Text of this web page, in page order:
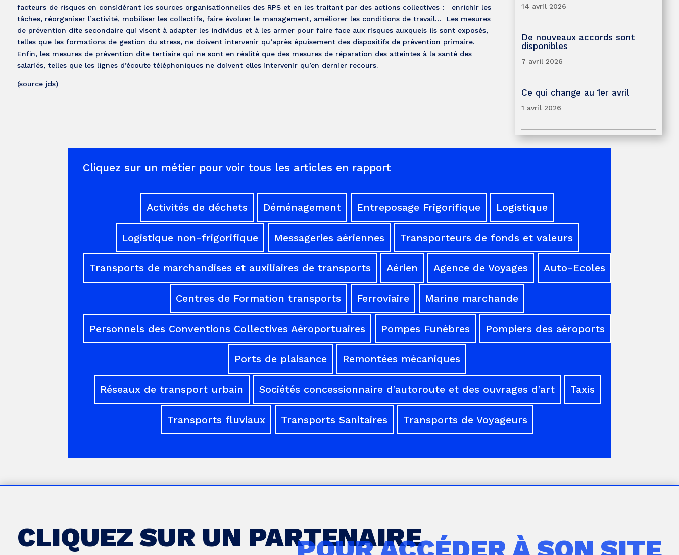
facteurs de risques en considérant les sources organisationnelles des RPS et en les traitant par des actions collectives : enrichir les
tâches, réorganiser l’activité, mobiliser les collectifs, faire évoluer le management, améliorer les conditions de travail… Les mesures
de prévention dite secondaire qui visent à adapter les individus et à les armer pour faire face aux risques auxquels ils sont exposés,
telles que les formations de gestion du stress, ne doivent intervenir qu’après épuisement des dispositifs de prévention primaire.
Enfin, les mesures de prévention dite tertiaire qui ne sont en réalité que des mesures de réparation des atteintes à la santé des
salariés, telles que les lignes d’écoute téléphoniques ne doivent elles intervenir qu’en dernier recours.
(source jds)
14 avril 2026
De nouveaux accords sont
disponibles
7 avril 2026
Ce qui change au 1er avril
1 avril 2026
Cliquez sur un métier pour voir tous les articles en rapport
Activités de déchets Déménagement Entreposage Frigorifique Logistique
Logistique non-frigorifique Messageries aériennes Transporteurs de fonds et valeurs
Transports de marchandises et auxiliaires de transports Aérien Agence de Voyages Auto-Ecoles
Centres de Formation transports Ferroviaire Marine marchande
Personnels des Conventions Collectives Aéroportuaires Pompes Funèbres Pompiers des aéroports
Ports de plaisance Remontées mécaniques
Réseaux de transport urbain Sociétés concessionnaire d’autoroute et des ouvrages d’art Taxis
Transports fluviaux Transports Sanitaires Transports de Voyageurs
CLIQUEZ SUR UN PARTENAIRE